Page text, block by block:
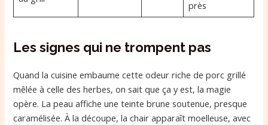
près
Les signes qui ne trompent pas
Quand la cuisine embaume cette odeur riche de porc grillé
mêlée à celle des herbes, on sait que ça y est, la magie
opère. La peau affiche une teinte brune soutenue, presque
caramélisée. À la découpe, la chair apparaît moelleuse, avec